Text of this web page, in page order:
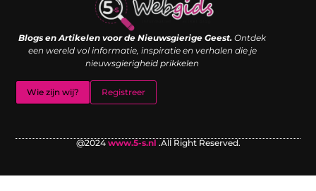
Blogs en Artikelen voor de Nieuwsgierige Geest. Ontdek
een wereld vol informatie, inspiratie en verhalen die je
nieuwsgierigheid prikkelen
Wie zijn wij? Registreer
@2024 www.5-s.nl .All Right Reserved.